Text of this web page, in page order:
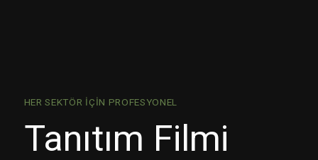
HER SEKTÖR İÇIN PROFESYONEL
Tanıtım Filmi